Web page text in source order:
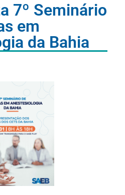
7º Seminário
em
da Bahia